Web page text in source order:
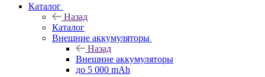
Каталог
Назад
Каталог
Внешние аккумуляторы
Назад
Внешние аккумуляторы
до 5 000 mAh